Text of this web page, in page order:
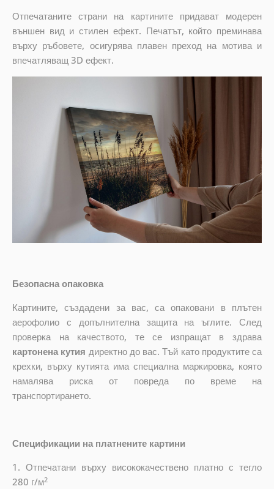
Отпечатаните страни на картините придават модерен
външен вид и стилен ефект. Печатът, който преминава
върху ръбовете, осигурява плавен преход на мотива и
впечатляващ 3D ефект.
Безопасна опаковка
Картините, създадени за вас, са опаковани в плътен
аерофолио с допълнителна защита на ъглите. След
проверка на качеството, те се изпращат в здрава
картонена кутия директно до вас. Тъй като продуктите са
крехки, върху кутията има специална маркировка, която
намалява риска от повреда по време на
транспортирането.
Спецификации на платнените картини
1. Отпечатани върху висококачествено платно с тегло
280 г/м2